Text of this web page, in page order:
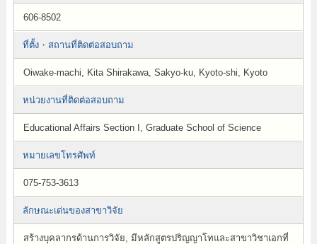
606-8502
ที่ตั้ง・สถานที่ติดต่อสอบถาม
Oiwake-machi, Kita Shirakawa, Sakyo-ku, Kyoto-shi, Kyoto
หน่วยงานที่ติดต่อสอบถาม
Educational Affairs Section I, Graduate School of Science
หมายเลขโทรศัพท์
075-753-3613
ลักษณะเด่นของสาขาวิจัย
สร้างบุคลากรด้านการวิจัย, มีหลักสูตรปริญญาโทและสาขาวิชาเอกที่